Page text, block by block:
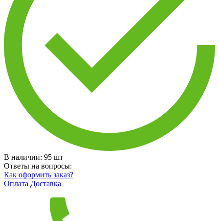
В наличии: 95 шт
Ответы на вопросы:
Как оформить заказ?
Оплата Доставка